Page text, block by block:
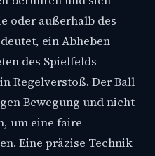
oder außerhalb des
ein Abheben
des Spielfelds
Regelverstoß. Der Ball
Bewegung und nicht
um eine faire
Eine präzise Technik